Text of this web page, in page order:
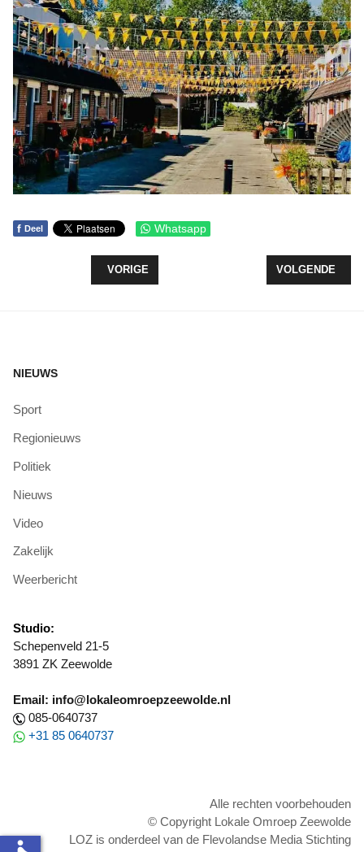
f Deel Whatsapp
VORIG ARTIKEL: AUKE HEMPENIUS KLAAR
VORIGE VOLGENDE
VOLGENDE
NIEUWS
Sport
Regionieuws
Politiek
Nieuws
Video
Zakelijk
Weerbericht
Studio:
Schepenveld 21-5
3891 ZK Zeewolde
Email: info@lokaleomroepzeewolde.nl
085-0640737
+31 85 0640737
Alle rechten voorbehouden
© Copyright Lokale Omroep Zeewolde
LOZ is onderdeel van de Flevolandse Media Stichting